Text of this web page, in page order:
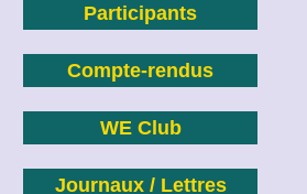
Participants
Compte-rendus
WE Club
Journaux / Lettres